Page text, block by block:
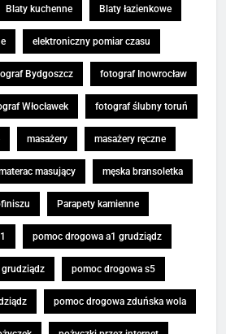
Blaty kuchenne Blaty łazienkowe
elektroniczny pomiar czasu
Bydgoszcz fotograf Inowrocław
Włocławek fotograf ślubny toruń
masażery masażery ręczne
masujący męska bransoletka
Parapety kamienne
pomoc drogowa a1 grudziądz
pomoc drogowa s5
pomoc drogowa zduńska wola